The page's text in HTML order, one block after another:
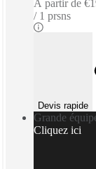
À partir de
1 prsns
Devis rapide
Grande
Cliquez ici